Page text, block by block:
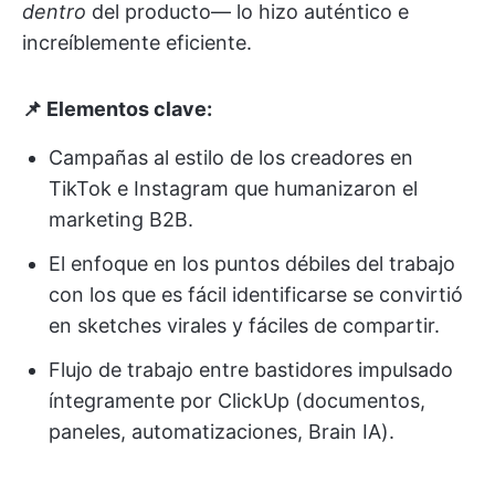
dentro del producto— lo hizo auténtico e
increíblemente eficiente.
📌 Elementos clave:
Campañas al estilo de los creadores en
TikTok e Instagram que humanizaron el
marketing B2B.
El enfoque en los puntos débiles del trabajo
con los que es fácil identificarse se convirtió
en sketches virales y fáciles de compartir.
Flujo de trabajo entre bastidores impulsado
íntegramente por ClickUp (documentos,
paneles, automatizaciones, Brain IA).